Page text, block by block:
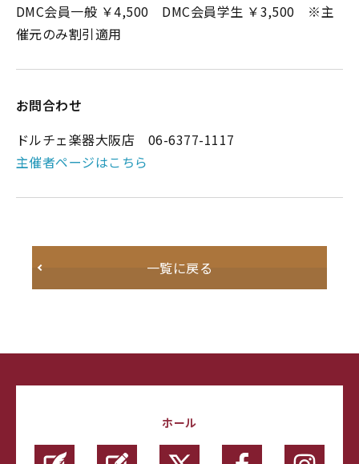
DMC会員一般 ￥4,500 DMC会員学生 ￥3,500 ※主
催元のみ割引適用
お問合わせ
ドルチェ楽器大阪店 06-6377-1117
主催者ページはこちら
一覧に戻る
ホール